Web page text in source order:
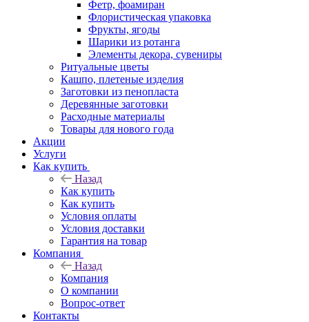
Фетр, фоамиран
Флористическая упаковка
Фрукты, ягоды
Шарики из ротанга
Элементы декора, сувениры
Ритуальные цветы
Кашпо, плетеные изделия
Заготовки из пенопласта
Деревянные заготовки
Расходные материалы
Товары для нового года
Акции
Услуги
Как купить
Назад
Как купить
Как купить
Условия оплаты
Условия доставки
Гарантия на товар
Компания
Назад
Компания
О компании
Вопрос-ответ
Контакты